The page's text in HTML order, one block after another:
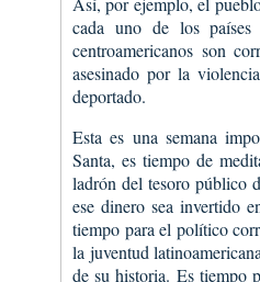
cada uno de los
centroamericanos son
asesinado por la
deportado.
Esta es una semana
Santa, es tiempo de
ladrón del tesoro público
ese dinero sea invertido
tiempo para el político
la juventud
de su historia. Es tiempo